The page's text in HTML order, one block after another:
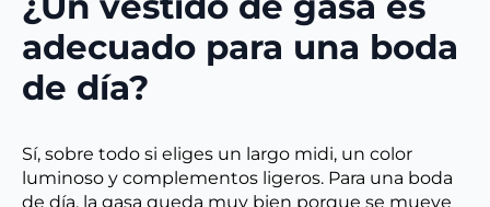
adecuado para una boda
de día?
Sí, sobre todo si eliges un largo midi, un color
luminoso y complementos ligeros. Para una boda
de día, la gasa queda muy bien porque se mueve